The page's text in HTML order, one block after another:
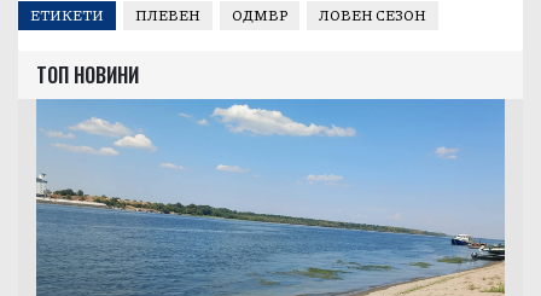
ЕТИКЕТИ ПЛЕВЕН ОДМВР ЛОВЕН СЕЗОН
ТОП НОВИНИ